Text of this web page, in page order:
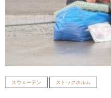
スウェーデン ストックホルム